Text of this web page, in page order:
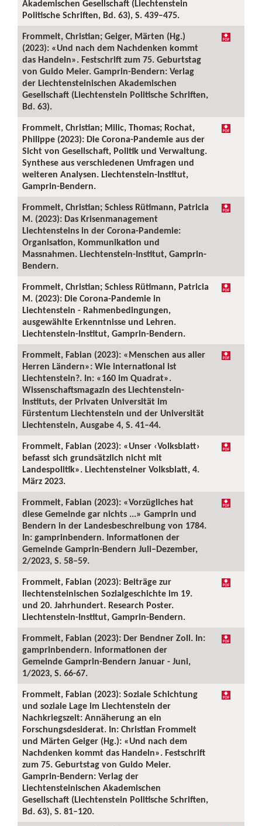
Akademischen Gesellschaft (Liechtenstein
Politische Schriften, Bd. 63), S. 439–475.
Frommelt, Christian; Geiger, Märten (Hg.)
(2023): «Und nach dem Nachdenken kommt
das Handeln». Festschrift zum 75. Geburtstag
von Guido Meier. Gamprin-Bendern: Verlag
der Liechtensteinischen Akademischen
Gesellschaft (Liechtenstein Politische Schriften,
Bd. 63).
Frommelt, Christian; Milic, Thomas; Rochat,
Philippe (2023): Die Corona-Pandemie aus der
Sicht von Gesellschaft, Politik und Verwaltung.
Synthese aus verschiedenen Umfragen und
weiteren Analysen. Liechtenstein-Institut,
Gamprin-Bendern.
Frommelt, Christian; Schiess Rütimann, Patricia
M. (2023): Das Krisenmanagement
Liechtensteins in der Corona-Pandemie:
Organisation, Kommunikation und
Massnahmen. Liechtenstein-Institut, Gamprin-
Bendern.
Frommelt, Christian; Schiess Rütimann, Patricia
M. (2023): Die Corona-Pandemie in
Liechtenstein - Rahmenbedingungen,
ausgewählte Erkenntnisse und Lehren.
Liechtenstein-Institut, Gamprin-Bendern.
Frommelt, Fabian (2023): «Menschen aus aller
Herren Ländern»: Wie international ist
Liechtenstein?. In: «160 im Quadrat».
Wissenschaftsmagazin des Liechtenstein-
Instituts, der Privaten Universität im
Fürstentum Liechtenstein und der Universität
Liechtenstein, Ausgabe 4, S. 41–44.
Frommelt, Fabian (2023): «Unser ‹Volksblatt›
befasst sich grundsätzlich nicht mit
Landespolitik». Liechtensteiner Volksblatt, 4.
März 2023.
Frommelt, Fabian (2023): «Vorzügliches hat
diese Gemeinde gar nichts ...» Gamprin und
Bendern in der Landesbeschreibung von 1784.
In: gamprinbendern. Informationen der
Gemeinde Gamprin-Bendern Juli–Dezember,
2/2023, S. 58–59.
Frommelt, Fabian (2023): Beiträge zur
liechtensteinischen Sozialgeschichte im 19.
und 20. Jahrhundert. Research Poster.
Liechtenstein-Institut, Gamprin-Bendern.
Frommelt, Fabian (2023): Der Bendner Zoll. In:
gamprinbendern. Informationen der
Gemeinde Gamprin-Bendern Januar - Juni,
1/2023, S. 66-67.
Frommelt, Fabian (2023): Soziale Schichtung
und soziale Lage im Liechtenstein der
Nachkriegszeit: Annäherung an ein
Forschungsdesiderat. In: Christian Frommelt
und Märten Geiger (Hg.): «Und nach dem
Nachdenken kommt das Handeln». Festschrift
zum 75. Geburtstag von Guido Meier.
Gamprin-Bendern: Verlag der
Liechtensteinischen Akademischen
Gesellschaft (Liechtenstein Politische Schriften,
Bd. 63), S. 81–120.